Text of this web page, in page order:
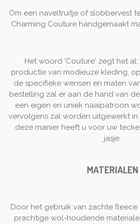
Om een naveltruitje of slobbervest
Charming Couture handgemaakt
Het woord 'Couture' zegt het
productie van modieuze kleding,
de specifieke wensen en maten
bestelling zal er aan de hand van
een eigen en uniek naaipatroon
vervolgens zal worden uitgewerkt
deze manier heeft u voor uw
jasje.
MATERIALEN
Door het gebruik van zachte fleece
prachtige wol-houdende